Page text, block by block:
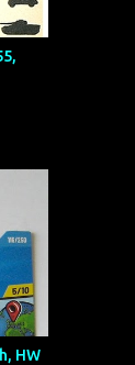
HW